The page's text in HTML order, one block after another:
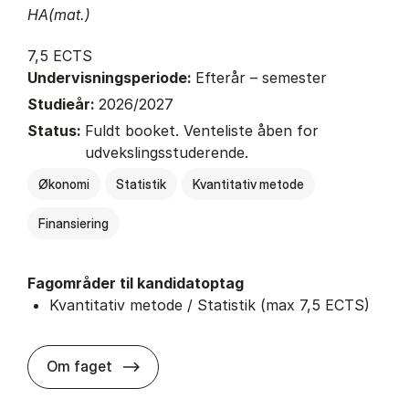
HA(mat.)
7,5 ECTS
Undervisningsperiode: Efterår – semester
Studieår: 2026/2027
Status: Fuldt booket. Venteliste åben for
udvekslingsstuderende.
Økonomi Statistik Kvantitativ metode
Finansiering
Fagområder til kandidatoptag
Kvantitativ metode / Statistik (max 7,5 ECTS)
Om faget about